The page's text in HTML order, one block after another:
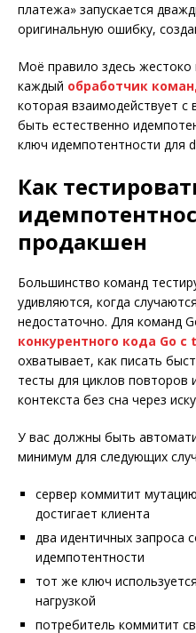
платежа» запускается
оригинальную ошибку,
Моё правило здесь
каждый обработчик
которая взаимодействует
быть естественно
ключ идемпотентности для
Как
продакшен
Большинство команд
удивляются, когда
недостаточно. Для команд
конкурентного кода Go
охватывает, как писать
тесты для циклов повторов
контекста без сна через
У вас должны быть
минимум для следующих
сервер коммитит
достигает клиента
два идентичных запроса
идемпотентности
тот же ключ
нагрузкой
потребитель коммитит